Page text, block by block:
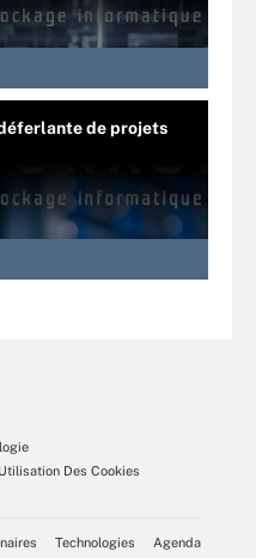
de projets
Utilisation Des Cookies
Technologies Agenda